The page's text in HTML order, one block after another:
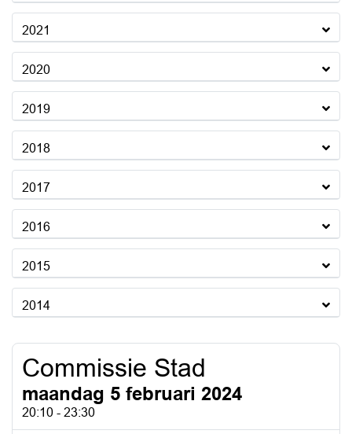
2021
2020
2019
2018
2017
2016
2015
2014
Commissie Stad
maandag 5 februari 2024
20:10 - 23:30